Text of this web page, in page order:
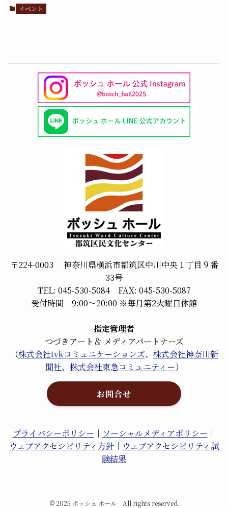
イベント
〒224-0003 神奈川県横浜市都筑区中川中央１丁目９番
33号
TEL: 045-530-5084 FAX: 045-530-5087
受付時間 9:00～20:00 ※毎月第2火曜日休館
指定管理者
つづきアート＆ メディアパートナーズ
（株式会社tvkコミュニケーションズ、 株式会社神奈川新
聞社、 株式会社東急コミュニティー）
お問合せ
プライバシーポリシー ｜ ソーシャルメディアポリシー ｜
ウェブアクセシビリティ方針 ｜ ウェブアクセシビリティ試
験結果
©2025 ボッシュ ホール All rights reserved.